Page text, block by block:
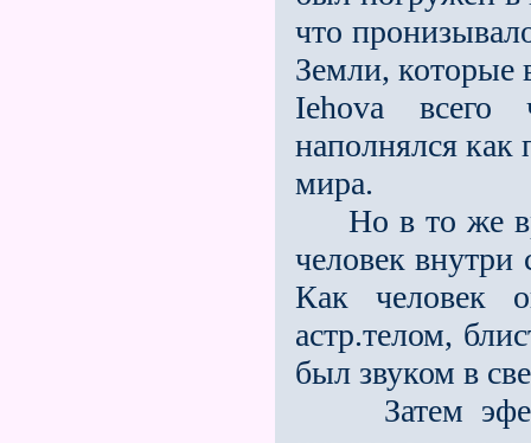
что
Земли, которые
Iehova всего
наполнялся как
мира.
Но в то же
человек внутри
Как человек
астр.телом,
был звуком в
Затем